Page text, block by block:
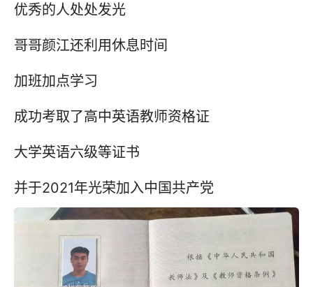
优秀的人处处发光
哥哥颜江还利用休息时间
加班加点学习
成功考取了高中英语教师资格证
大学英语六级等证书
并于2021年光荣加入中国共产党